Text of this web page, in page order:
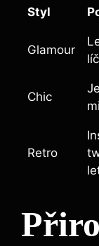
Styl
Glamour
Chic
Retro